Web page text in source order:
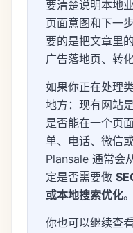
要清楚说明本地
页面意图和下一
要的是把文章里
广告落地页、转
如果你正在处理
地方：现有网站
是否能在一个页
单、电话、微信
Plansale 通常会
定是否需要做
或本地搜索优化。
你也可以继续查看